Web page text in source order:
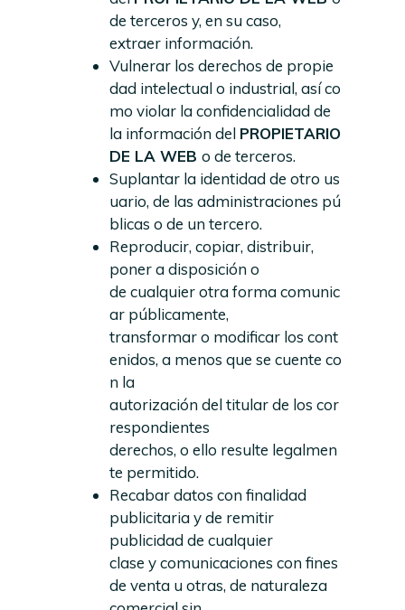
de terceros y, en su caso,
extraer información.
Vulnerar los derechos de propie
dad intelectual o industrial, así co
mo violar la confidencialidad de
la información del PROPIETARIO
DE LA WEB o de terceros.
Suplantar la identidad de otro us
uario, de las administraciones pú
blicas o de un tercero.
Reproducir, copiar, distribuir,
poner a disposición o
de cualquier otra forma comunic
ar públicamente,
transformar o modificar los cont
enidos, a menos que se cuente co
n la
autorización del titular de los cor
respondientes
derechos, o ello resulte legalmen
te permitido.
Recabar datos con finalidad
publicitaria y de remitir
publicidad de cualquier
clase y comunicaciones con fines
de venta u otras, de naturaleza